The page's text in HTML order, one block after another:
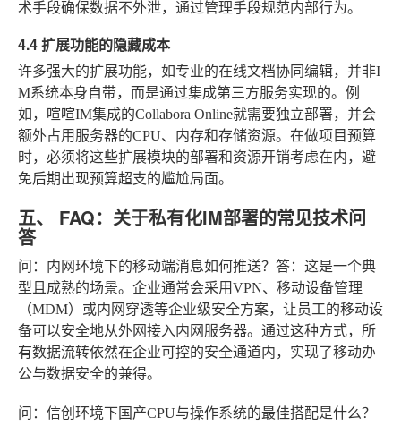
术手段确保数据不外泄，通过管理手段规范内部行为。
4.4 扩展功能的隐藏成本
许多强大的扩展功能，如专业的在线文档协同编辑，并非I
M系统本身自带，而是通过集成第三方服务实现的。例
如，喧喧IM集成的Collabora Online就需要独立部署，并会
额外占用服务器的CPU、内存和存储资源。在做项目预算
时，必须将这些扩展模块的部署和资源开销考虑在内，避
免后期出现预算超支的尴尬局面。
五、 FAQ：关于私有化IM部署的常见技术问
答
问：内网环境下的移动端消息如何推送？ 答：这是一个典
型且成熟的场景。企业通常会采用VPN、移动设备管理
（MDM）或内网穿透等企业级安全方案，让员工的移动设
备可以安全地从外网接入内网服务器。通过这种方式，所
有数据流转依然在企业可控的安全通道内，实现了移动办
公与数据安全的兼得。
问：信创环境下国产CPU与操作系统的最佳搭配是什么？